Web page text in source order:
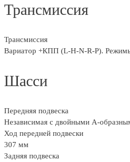
Трансмиссия
Трансмиссия
Вариатор +КПП (L-H-N-R-P).
Шасси
Передняя подвеска
Независимая с двойными А-
Ход передней подвески
307 мм
Задняя подвеска